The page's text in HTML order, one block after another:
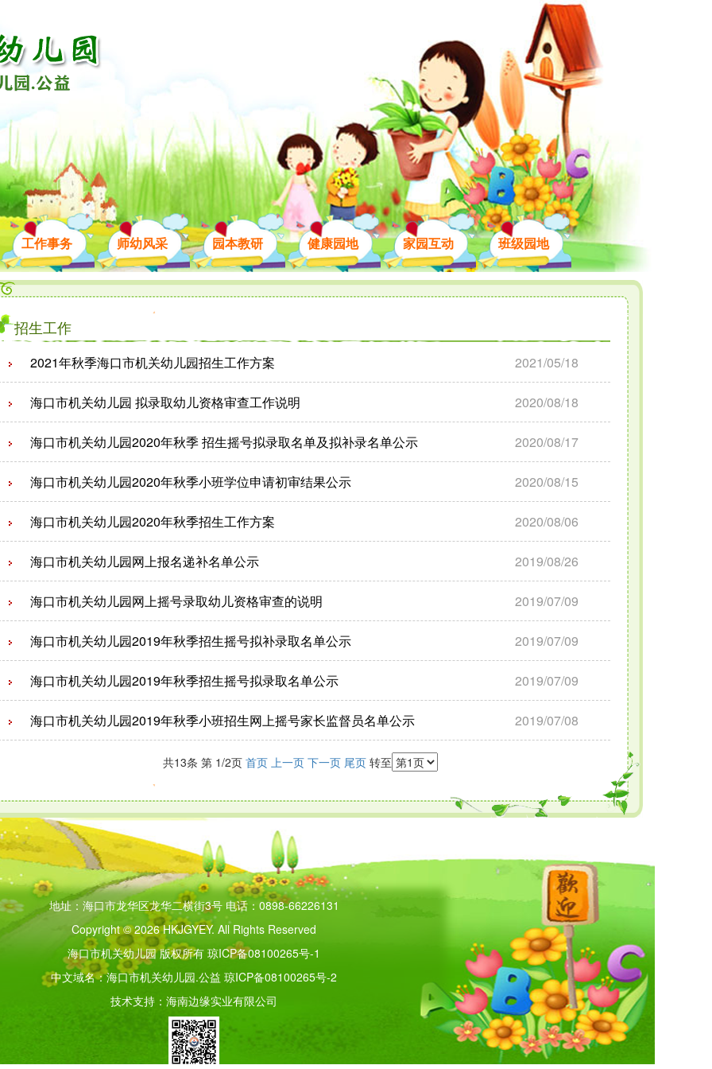
工作事务 师幼风采 园本教研 健康园地 家园互动 班级园地
招生工作
2021年秋季海口市机关幼儿园招生工作方案 2021/05/18
海口市机关幼儿园 拟录取幼儿资格审查工作说明 2020/08/18
海口市机关幼儿园2020年秋季 招生摇号拟录取名单及拟补录名单公示 2020/08/17
海口市机关幼儿园2020年秋季小班学位申请初审结果公示 2020/08/15
海口市机关幼儿园2020年秋季招生工作方案 2020/08/06
海口市机关幼儿园网上报名递补名单公示 2019/08/26
海口市机关幼儿园网上摇号录取幼儿资格审查的说明 2019/07/09
海口市机关幼儿园2019年秋季招生摇号拟补录取名单公示 2019/07/09
海口市机关幼儿园2019年秋季招生摇号拟录取名单公示 2019/07/09
海口市机关幼儿园2019年秋季小班招生网上摇号家长监督员名单公示 2019/07/08
共13条 第 1/2页 首页 上一页 下一页 尾页 转至
地址：海口市龙华区龙华二横街3号 电话：0898-66226131
Copyright © 2026 HKJGYEY. All Rights Reserved
海口市机关幼儿园 版权所有 琼ICP备08100265号-1
中文域名：海口市机关幼儿园.公益 琼ICP备08100265号-2
技术支持： 海南边缘实业有限公司